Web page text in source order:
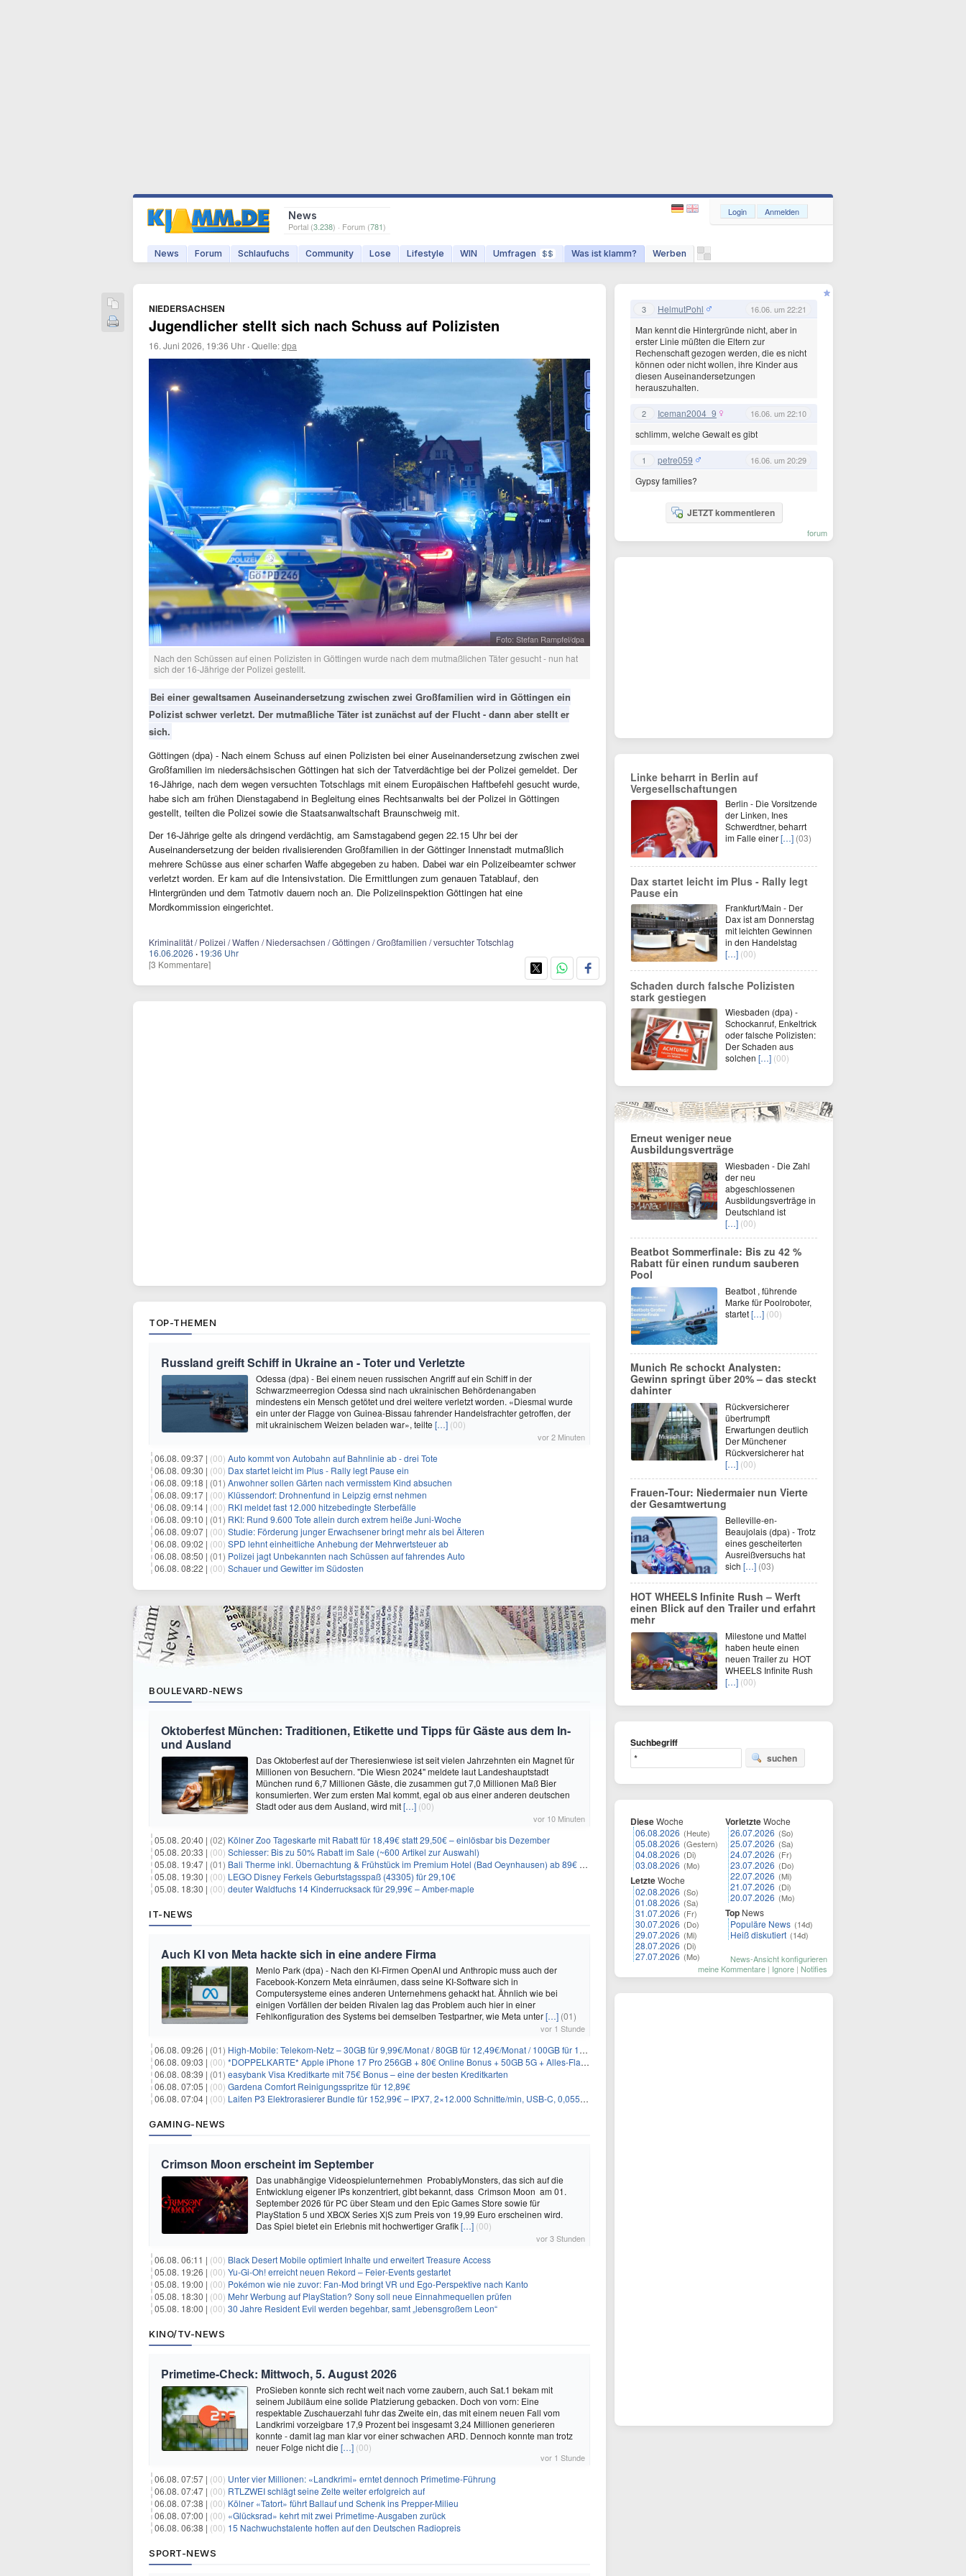
News
Portal (3.238) · Forum (781)
News Forum Schlaufuchs Community Lose Lifestyle WIN Umfragen $$ Was ist klamm? Werben
Login Anmelden
NIEDERSACHSEN
Jugendlicher stellt sich nach Schuss auf Polizisten
16. Juni 2026, 19:36 Uhr ·Quelle:dpa
Foto: Stefan Rampfel/dpa
Nach den Schüssen auf einen Polizisten in Göttingen wurde nach dem mutmaßlichen Täter gesucht - nun hat
sich der 16-Jährige der Polizei gestellt.
Bei einer gewaltsamen Auseinandersetzung zwischen zwei Großfamilien wird in Göttingen ein
Polizist schwer verletzt. Der mutmaßliche Täter ist zunächst auf der Flucht - dann aber stellt er
sich.
Göttingen (dpa) - Nach einem Schuss auf einen Polizisten bei einer Auseinandersetzung zwischen zwei
Großfamilien im niedersächsischen Göttingen hat sich der Tatverdächtige bei der Polizei gemeldet. Der
16-Jährige, nach dem wegen versuchten Totschlags mit einem Europäischen Haftbefehl gesucht wurde,
habe sich am frühen Dienstagabend in Begleitung eines Rechtsanwalts bei der Polizei in Göttingen
gestellt, teilten die Polizei sowie die Staatsanwaltschaft Braunschweig mit.
Der 16-Jährige gelte als dringend verdächtig, am Samstagabend gegen 22.15 Uhr bei der
Auseinandersetzung der beiden rivalisierenden Großfamilien in der Göttinger Innenstadt mutmaßlich
mehrere Schüsse aus einer scharfen Waffe abgegeben zu haben. Dabei war ein Polizeibeamter schwer
verletzt worden. Er kam auf die Intensivstation. Die Ermittlungen zum genauen Tatablauf, den
Hintergründen und dem Tatmotiv dauern noch an. Die Polizeiinspektion Göttingen hat eine
Mordkommission eingerichtet.
Kriminalität / Polizei / Waffen / Niedersachsen / Göttingen / Großfamilien / versuchter Totschlag
16.06.2026 · 19:36 Uhr
[3 Kommentare]
TOP-THEMEN
Russland greift Schiff in Ukraine an - Toter und Verletzte
Odessa (dpa) - Bei einem neuen russischen Angriff auf ein Schiff in der
Schwarzmeerregion Odessa sind nach ukrainischen Behördenangaben
mindestens ein Mensch getötet und drei weitere verletzt worden. «Diesmal wurde
ein unter der Flagge von Guinea-Bissau fahrender Handelsfrachter getroffen, der
mit ukrainischem Weizen beladen war», teilte […] (00)
vor 2 Minuten
06.08. 09:37 | (00) Auto kommt von Autobahn auf Bahnlinie ab - drei Tote
06.08. 09:30 | (00) Dax startet leicht im Plus - Rally legt Pause ein
06.08. 09:18 | (01) Anwohner sollen Gärten nach vermisstem Kind absuchen
06.08. 09:17 | (00) Klüssendorf: Drohnenfund in Leipzig ernst nehmen
06.08. 09:14 | (00) RKI meldet fast 12.000 hitzebedingte Sterbefälle
06.08. 09:10 | (01) RKI: Rund 9.600 Tote allein durch extrem heiße Juni-Woche
06.08. 09:07 | (00) Studie: Förderung junger Erwachsener bringt mehr als bei Älteren
06.08. 09:02 | (00) SPD lehnt einheitliche Anhebung der Mehrwertsteuer ab
06.08. 08:50 | (01) Polizei jagt Unbekannten nach Schüssen auf fahrendes Auto
06.08. 08:22 | (00) Schauer und Gewitter im Südosten
BOULEVARD-NEWS
Oktoberfest München: Traditionen, Etikette und Tipps für Gäste aus dem In-
und Ausland
Das Oktoberfest auf der Theresienwiese ist seit vielen Jahrzehnten ein Magnet für
Millionen von Besuchern. "Die Wiesn 2024" meldete laut Landeshauptstadt
München rund 6,7 Millionen Gäste, die zusammen gut 7,0 Millionen Maß Bier
konsumierten. Wer zum ersten Mal kommt, egal ob aus einer anderen deutschen
Stadt oder aus dem Ausland, wird mit[…] (00)
vor 10 Minuten
05.08. 20:40 | (02) Kölner Zoo Tageskarte mit Rabatt für 18,49€ statt 29,50€ – einlösbar bis Dezember
05.08. 20:33 | (00) Schiesser: Bis zu 50% Rabatt im Sale (~600 Artikel zur Auswahl)
05.08. 19:47 | (01) Bali Therme inkl. Übernachtung & Frühstück im Premium Hotel (Bad Oeynhausen) ab 89€ p.P.
05.08. 19:30 | (00) LEGO Disney Ferkels Geburtstagsspaß (43305) für 29,10€
05.08. 18:30 | (00) deuter Waldfuchs 14 Kinderrucksack für 29,99€ – Amber-maple
IT-NEWS
Auch KI von Meta hackte sich in eine andere Firma
Menlo Park (dpa) - Nach den KI-Firmen OpenAI und Anthropic muss auch der
Facebook-Konzern Meta einräumen, dass seine KI-Software sich in
Computersysteme eines anderen Unternehmens gehackt hat. Ähnlich wie bei
einigen Vorfällen der beiden Rivalen lag das Problem auch hier in einer
Fehlkonfiguration des Systems bei demselben Testpartner, wie Meta unter[…] (01)
vor 1 Stunde
06.08. 09:26 | (01) High-Mobile: Telekom-Netz – 30GB für 9,99€/Monat / 80GB für 12,49€/Monat / 100GB für 19,99€/Monat (auch mtl. kündbar)
06.08. 09:03 | (00) *DOPPELKARTE* Apple iPhone 17 Pro 256GB + 80€ Online Bonus + 50GB 5G + Alles-Flat im Telekom-Netz für 44,94€/Monat – eff. 4,40€/Monat
06.08. 08:39 | (01) easybank Visa Kreditkarte mit 75€ Bonus – eine der besten Kreditkarten
06.08. 07:05 | (00) Gardena Comfort Reinigungsspritze für 12,89€
06.08. 07:04 | (00) Laifen P3 Elektrorasierer Bundle für 152,99€ – IPX7, 2×12.000 Schnitte/min, USB-C, 0,055mm Scherfolie
GAMING-NEWS
Crimson Moon erscheint im September
Das unabhängige Videospielunternehmen ProbablyMonsters, das sich auf die
Entwicklung eigener IPs konzentriert, gibt bekannt, dass Crimson Moon am 01.
September 2026 für PC über Steam und den Epic Games Store sowie für
PlayStation 5 und XBOX Series X|S zum Preis von 19,99 Euro erscheinen wird.
Das Spiel bietet ein Erlebnis mit hochwertiger Grafik[…] (00)
vor 3 Stunden
06.08. 06:11 | (00) Black Desert Mobile optimiert Inhalte und erweitert Treasure Access
05.08. 19:26 | (00) Yu‑Gi‑Oh! erreicht neuen Rekord – Feier‑Events gestartet
05.08. 19:00 | (00) Pokémon wie nie zuvor: Fan-Mod bringt VR und Ego-Perspektive nach Kanto
05.08. 18:30 | (00) Mehr Werbung auf PlayStation? Sony soll neue Einnahmequellen prüfen
05.08. 18:00 | (00) 30 Jahre Resident Evil werden begehbar, samt „lebensgroßem Leon“
KINO/TV-NEWS
Primetime-Check: Mittwoch, 5. August 2026
ProSieben konnte sich recht weit nach vorne zaubern, auch Sat.1 bekam mit
seinem Jubiläum eine solide Platzierung gebacken. Doch von vorn: Eine
respektable Zuschauerzahl fuhr das Zweite ein, das mit einem neuen Fall vom
Landkrimi vorzeigbare 17,9 Prozent bei insgesamt 3,24 Millionen generieren
konnte - damit lag man klar vor einer schwachen ARD. Dennoch konnte man trotz
neuer Folge nicht die […] (00)
vor 1 Stunde
06.08. 07:57 | (00) Unter vier Millionen: «Landkrimi» erntet dennoch Primetime-Führung
06.08. 07:47 | (00) RTLZWEI schlägt seine Zelte weiter erfolgreich auf
06.08. 07:38 | (00) Kölner «Tatort» führt Ballauf und Schenk ins Prepper-Milieu
06.08. 07:00 | (00) «Glücksrad» kehrt mit zwei Primetime-Ausgaben zurück
06.08. 06:38 | (00) 15 Nachwuchstalente hoffen auf den Deutschen Radiopreis
SPORT-NEWS
3 HelmutPohl 16.06. um 22:21
Man kennt die Hintergründe nicht, aber in
erster Linie müßten die Eltern zur
Rechenschaft gezogen werden, die es nicht
können oder nicht wollen, ihre Kinder aus
diesen Auseinandersetzungen
herauszuhalten.
2 Iceman2004_9 16.06. um 22:10
schlimm, welche Gewalt es gibt
1 petre059 16.06. um 20:29
Gypsy families?
JETZT kommentieren
forum
Linke beharrt in Berlin auf
Vergesellschaftungen
Berlin - Die Vorsitzende
der Linken, Ines
Schwerdtner, beharrt
im Falle einer[…] (03)
Dax startet leicht im Plus - Rally legt
Pause ein
Frankfurt/Main - Der
Dax ist am Donnerstag
mit leichten Gewinnen
in den Handelstag
[…] (00)
Schaden durch falsche Polizisten
stark gestiegen
Wiesbaden (dpa) -
Schockanruf, Enkeltrick
oder falsche Polizisten:
Der Schaden aus
solchen […] (00)
Erneut weniger neue
Ausbildungsverträge
Wiesbaden - Die Zahl
der neu
abgeschlossenen
Ausbildungsverträge in
Deutschland ist
[…] (00)
Beatbot Sommerfinale: Bis zu 42 %
Rabatt für einen rundum sauberen
Pool
Beatbot , führende
Marke für Poolroboter,
startet[…] (00)
Munich Re schockt Analysten:
Gewinn springt über 20% – das steckt
dahinter
Rückversicherer
übertrumpft
Erwartungen deutlich
Der Münchener
Rückversicherer hat
[…] (00)
Frauen-Tour: Niedermaier nun Vierte
der Gesamtwertung
Belleville-en-
Beaujolais (dpa) - Trotz
eines gescheiterten
Ausreißversuchs hat
sich […] (03)
HOT WHEELS Infinite Rush – Werft
einen Blick auf den Trailer und erfahrt
mehr
Milestone und Mattel
haben heute einen
neuen Trailer zu HOT
WHEELS Infinite Rush
[…] (00)
Suchbegriff
suchen
DieseWoche
06.08.2026 (Heute)
05.08.2026 (Gestern)
04.08.2026 (Di)
03.08.2026 (Mo)
LetzteWoche
02.08.2026 (So)
01.08.2026 (Sa)
31.07.2026 (Fr)
30.07.2026 (Do)
29.07.2026 (Mi)
28.07.2026 (Di)
27.07.2026 (Mo)
VorletzteWoche
26.07.2026 (So)
25.07.2026 (Sa)
24.07.2026 (Fr)
23.07.2026 (Do)
22.07.2026 (Mi)
21.07.2026 (Di)
20.07.2026 (Mo)
Top News
Populäre News (14d)
Heiß diskutiert (14d)
News-Ansicht konfigurieren
meine Kommentare | Ignore | Notifies